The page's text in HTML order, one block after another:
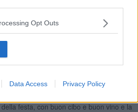
Opt Outs
Data Access Privacy Policy
verso un prossimo cambiamento nella
del Cigno Verde, visto che la Frangioni
è a tempo – massimo due anni –
per sostituirla alla presidenza di
ha detto il Direttore di Legambiente
importanti della regione.
festa, con buon cibo e buon vino e la